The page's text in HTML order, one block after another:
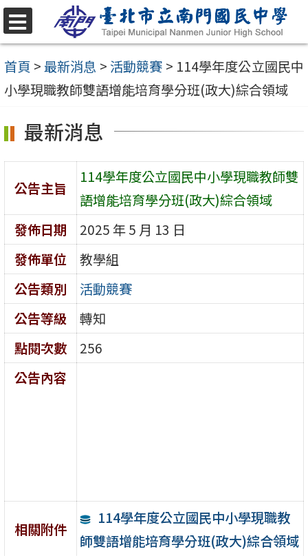
跳
至
主
要
容
選
單
首頁 >最新消息 > 活動競賽 > 114學年度公立國民中
小學現職教師雙語增能培育學分班(政大)綜合領域
最新消息
公告主旨
114學年度公立國民中小學現職教師雙
語增能培育學分班(政大)綜合領域
發佈日期
2025 年 5 月 13 日
發佈單位
教學組
公告類別
活動競賽
公告等級
轉知
點閱次數
256
公告內容
相關附件
114學年度公立國民中小學現職教
師雙語增能培育學分班(政大)綜合領域